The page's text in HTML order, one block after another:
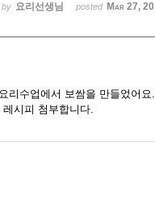
by 요리선생님 posted Mar 27,
리수업에서 보쌈을 만들었어요.
레시피 첨부합니다.